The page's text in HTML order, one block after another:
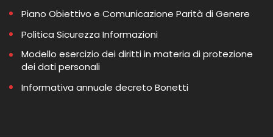
Piano Obiettivo e Comunicazione Parità di Genere
Politica Sicurezza Informazioni
Modello esercizio dei diritti in materia di protezione
dei dati personali
Informativa annuale decreto Bonetti